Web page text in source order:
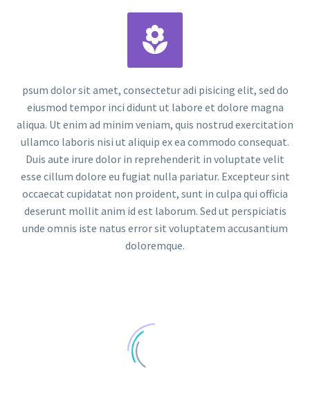


psum dolor sit amet, consectetur adi pisicing elit, sed do
eiusmod tempor inci didunt ut labore et dolore magna
aliqua. Ut enim ad minim veniam, quis nostrud exercitation
ullamco laboris nisi ut aliquip ex ea commodo consequat.
Duis aute irure dolor in reprehenderit in voluptate velit
esse cillum dolore eu fugiat nulla pariatur. Excepteur sint
occaecat cupidatat non proident, sunt in culpa qui officia
deserunt mollit anim id est laborum. Sed ut perspiciatis
unde omnis iste natus error sit voluptatem accusantium
doloremque.